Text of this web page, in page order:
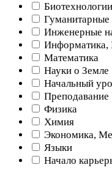
Биотехнологии
Гуманитарные
Инженерные
Математика
Науки о Земле
Начальный
Преподавание
Физика
Химия
Экономика,
Языки
Начало